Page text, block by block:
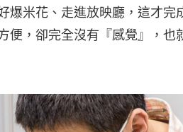
爆米花、走進放映廳，這才完
便，卻完全沒有『感覺』，也